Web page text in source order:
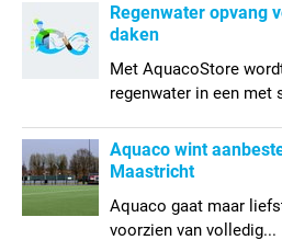
Regenwater opvang
daken
Met AquacoStore
regenwater in een met
Aquaco wint
Maastricht
Aquaco gaat maar
voorzien van volledig...